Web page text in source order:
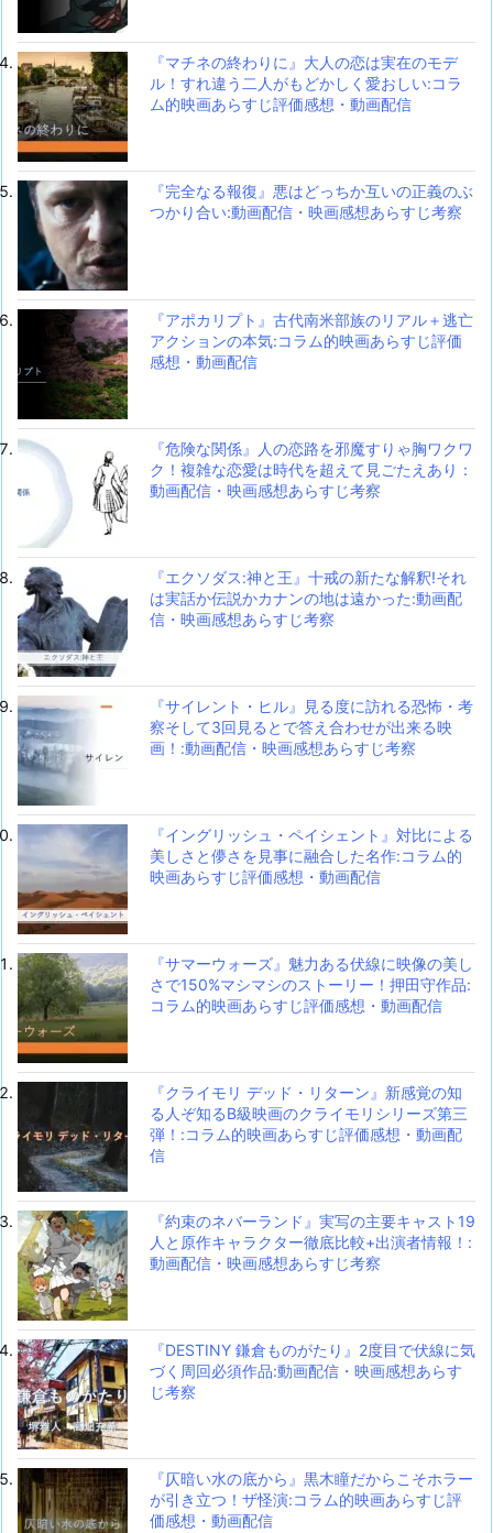
『マチネの終わりに』大人の恋は実在のモデ
ル！すれ違う二人がもどかしく愛おしい:コラ
ム的映画あらすじ評価感想・動画配信
『完全なる報復』悪はどっちか互いの正義のぶ
つかり合い:動画配信・映画感想あらすじ考察
『アポカリプト』古代南米部族のリアル＋逃亡
アクションの本気:コラム的映画あらすじ評価
感想・動画配信
『危険な関係』人の恋路を邪魔すりゃ胸ワクワ
ク！複雑な恋愛は時代を超えて見ごたえあり：
動画配信・映画感想あらすじ考察
『エクソダス:神と王』十戒の新たな解釈!それ
は実話か伝説かカナンの地は遠かった:動画配
信・映画感想あらすじ考察
『サイレント・ヒル』見る度に訪れる恐怖・考
察そして3回見るとで答え合わせが出来る映
画！:動画配信・映画感想あらすじ考察
『イングリッシュ・ペイシェント』対比による
美しさと儚さを見事に融合した名作:コラム的
映画あらすじ評価感想・動画配信
『サマーウォーズ』魅力ある伏線に映像の美し
さで150%マシマシのストーリー！押田守作品:
コラム的映画あらすじ評価感想・動画配信
『クライモリ デッド・リターン』新感覚の知
る人ぞ知るB級映画のクライモリシリーズ第三
弾！:コラム的映画あらすじ評価感想・動画配
信
『約束のネバーランド』実写の主要キャスト19
人と原作キャラクター徹底比較+出演者情報！:
動画配信・映画感想あらすじ考察
『DESTINY 鎌倉ものがたり』2度目で伏線に気
づく周回必須作品:動画配信・映画感想あらす
じ考察
『仄暗い水の底から』黒木瞳だからこそホラー
が引き立つ！ザ怪演:コラム的映画あらすじ評
価感想・動画配信